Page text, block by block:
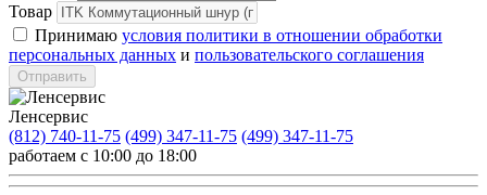
Товар
Принимаю условия политики в отношении обработки
персональных данных и пользовательского соглашения
Отправить
Ленсервис
(812) 740-11-75 (499) 347-11-75 (499) 347-11-75
работаем с 10:00 до 18:00